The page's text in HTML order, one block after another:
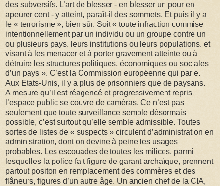
des subversifs. L’art de blesser - en blesser un pour en
apeurer cent - y atteint, paraît-il des sommets. Et puis il y a
le « terrorisme », bien sûr. Soit « toute infraction commise
intentionnellement par un individu ou un groupe contre un
ou plusieurs pays, leurs institutions ou leurs populations, et
visant à les menacer et à porter gravement atteinte ou à
détruire les structures politiques, économiques ou sociales
d’un pays ». C’est la Commission européenne qui parle.
Aux Etats-Unis, il y a plus de prisonniers que de paysans.
A mesure qu’il est réagencé et progressivement repris,
l’espace public se couvre de caméras. Ce n’est pas
seulement que toute surveillance semble désormais
possible, c’est surtout qu’elle semble admissible. Toutes
sortes de listes de « suspects » circulent d’administration en
administration, dont on devine à peine les usages
probables. Les escouades de toutes les milices, parmi
lesquelles la police fait figure de garant archaïque, prennent
partout positon en remplacement des commères et des
flâneurs, figures d’un autre âge. Un ancien chef de la CIA,